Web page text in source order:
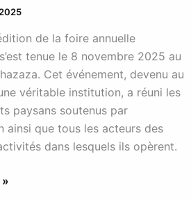
de la foire annuelle
s’est tenue le 8 novembre 2025 au
Cet événement, devenu au
véritable institution, a réuni les
paysans soutenus par
ainsi que tous les acteurs des
dans lesquels ils opèrent.
»